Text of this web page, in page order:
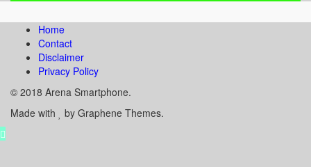
Home
Contact
Disclaimer
Privacy Policy
© 2018 Arena Smartphone.
Made with
by Graphene Themes.